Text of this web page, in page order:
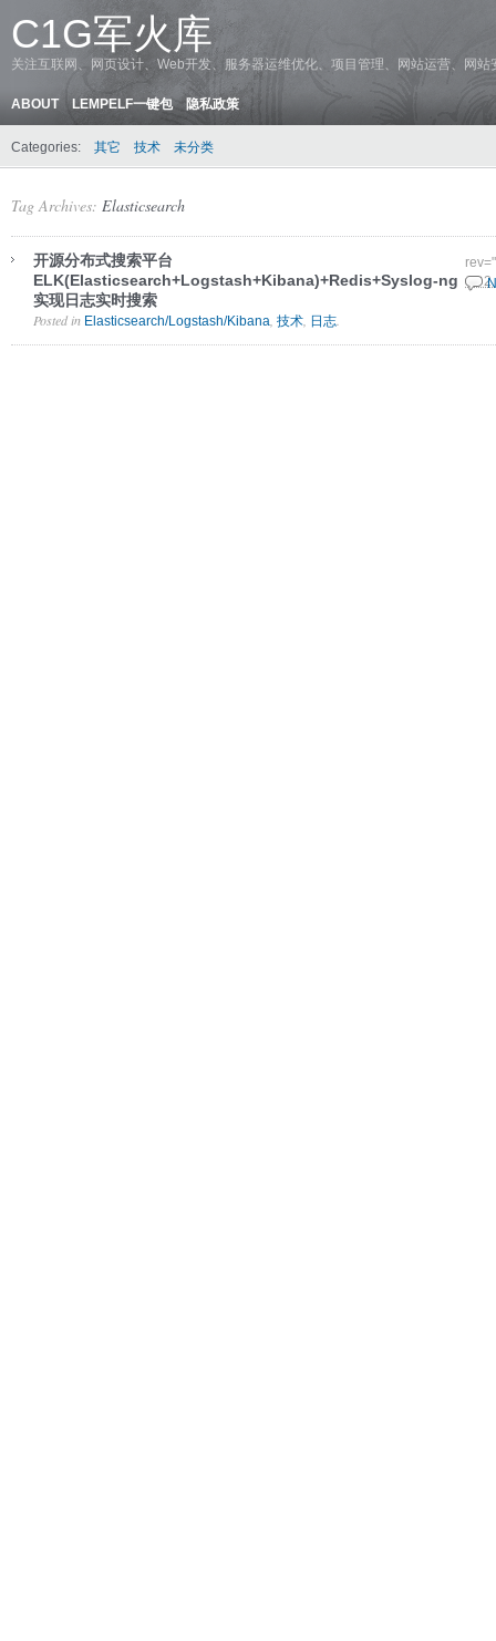
C1G军火库
关注互联网、网页设计、Web开发、服务器运维优化、项目管理、网站运营、网
ABOUT LEMPELF一键包 隐私政策
Categories: 其它 技术 未分类
Tag Archives: Elasticsearch
开源分布式搜索平台
ELK(Elasticsearch+Logstash+Kibana)+Redis+Syslog-ng
实现日志实时搜索
10 2
Posted in Elasticsearch/Logstash/Kibana 技术 日志